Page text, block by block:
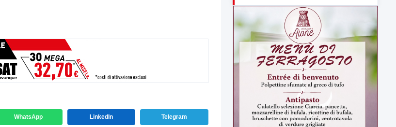
WhatsApp LinkedIn Telegram
LabNews (replica)